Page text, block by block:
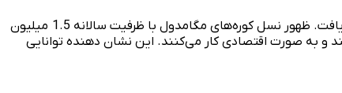
کوره میدرکس در ابتدا قطر کوچکتری داشت و با پیشرفت فناوری به سمت کوره‌های با قطر بالاتر و ظرفیت بیشتر توسعه یافت. ظهور نسل کوره‌های مگامدول با ظرفیت سالانه 1.5 میلیون
و به صورت اقتصادی کار می‌کنند. این نشان دهنده توانایی